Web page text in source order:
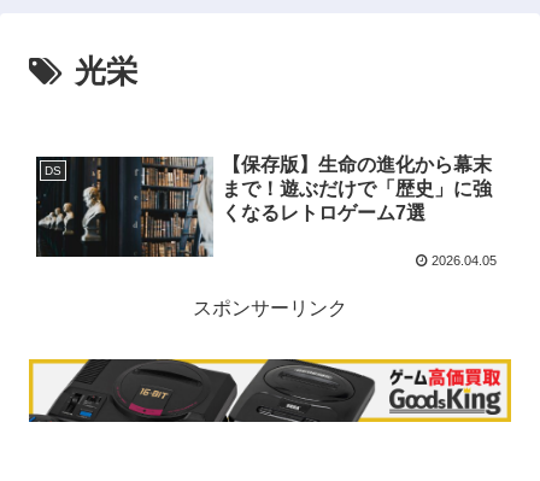
光栄
DS
【保存版】生命の進化から幕末
まで！遊ぶだけで「歴史」に強
くなるレトロゲーム7選
2026.04.05
スポンサーリンク